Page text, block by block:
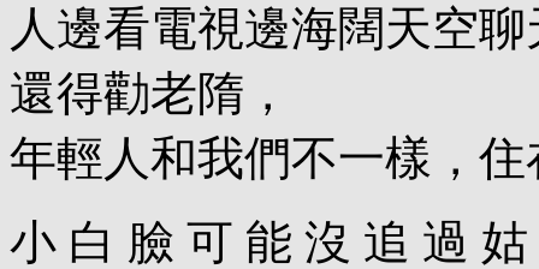
人邊看電視邊海闊天空
還得勸老隋，
年輕人和我們不一樣，
小 白 臉 可 能 沒 追 過